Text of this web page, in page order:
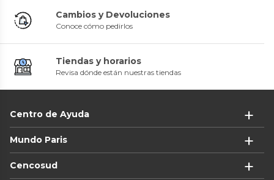
Cambios y Devoluciones
Conoce cómo pedirlos
Tiendas y horarios
Revisa dónde están nuestras tiendas
Centro de Ayuda
Mundo Paris
Cencosud